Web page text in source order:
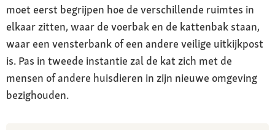
moet eerst begrijpen hoe de verschillende ruimtes in
elkaar zitten, waar de voerbak en de kattenbak staan,
waar een vensterbank of een andere veilige uitkijkpost
is. Pas in tweede instantie zal de kat zich met de
mensen of andere huisdieren in zijn nieuwe omgeving
bezighouden.